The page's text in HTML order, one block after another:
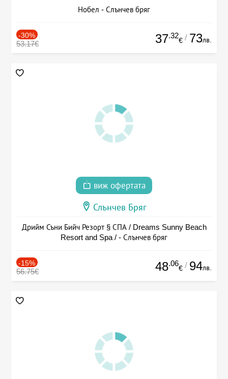
Нобел - Слънчев бряг
-30%
53.17€ 37.32
€ / 73лв.
виж офертата
Слънчев Бряг
Дрийм Съни Бийч Резорт § СПА / Dreams Sunny Beach
Resort and Spa / - Слънчев бряг
-15%
56.75€ 48.06
€ / 94лв.